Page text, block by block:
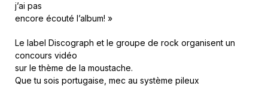
j’ai pas
encore écouté l’album! »
Le label Discograph et le groupe de rock organisent un
concours vidéo
sur le thème de la moustache.
Que tu sois portugaise, mec au système pileux